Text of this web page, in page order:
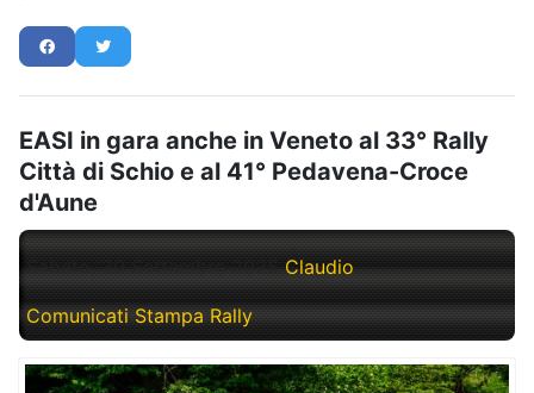
EASI in gara anche in Veneto al 33° Rally
Città di Schio e al 41° Pedavena-Croce
d'Aune
Sabato, 20 Settembre 2025 Claudio
Comunicati Stampa Rally